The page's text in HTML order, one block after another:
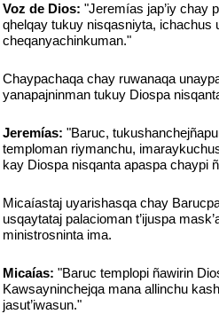
Voz de Dios: "Jeremías jap’iy chay
qhelqay tukuy nisqasniyta, ichachus
cheqanyachinkuman."
Chaypachaqa chay ruwanaqa
yanapajninman tukuy Diospa
Jeremías: "Baruc,
temploman riymanchu,
kay Diospa nisqanta apaspa chaypi
Micaíastaj uyarishasqa chay
usqaytataj palacioman t’ijuspa
ministrosninta ima.
Micaías: "Baruc templopi ñawirin
Kawsayninchejqa mana allinchu
jasut’iwasun."